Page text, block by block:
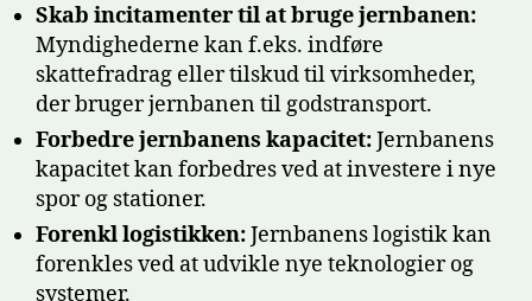
Skab incitamenter til at bruge jernbanen:
Myndighederne kan f.eks. indføre
skattefradrag eller tilskud til virksomheder,
der bruger jernbanen til godstransport.
Forbedre jernbanens kapacitet:Jernbanens
kapacitet kan forbedres ved at investere i nye
spor og stationer.
Forenkl logistikken:Jernbanens logistik kan
forenkles ved at udvikle nye teknologier og
systemer.